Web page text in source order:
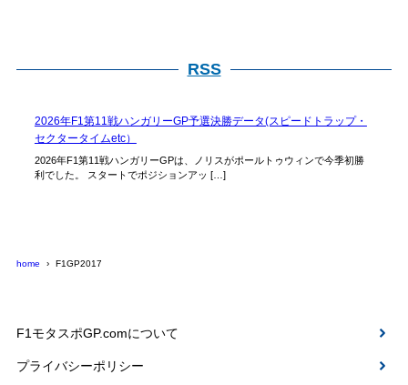
RSS
2026年F1第11戦ハンガリーGP予選決勝データ(スピードトラップ・
セクタータイムetc）
2026年F1第11戦ハンガリーGPは、ノリスがポールトゥウィンで今季初勝
利でした。 スタートでポジションアッ […]
home F1GP2017
F1モタスポGP.comについて
プライバシーポリシー